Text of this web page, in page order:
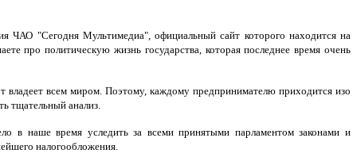
ЧАО "Сегодня Мультимедиа", официальный сайт которого находится на
про политическую жизнь государства, которая последнее время очень
всем миром. Поэтому, каждому предпринимателю приходится изо
тщательный анализ.
в наше время уследить за всеми принятыми парламентом законами и
налогообложения.